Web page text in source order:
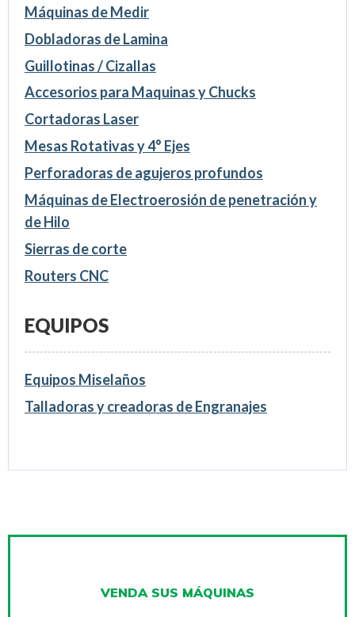
Máquinas de Medir
Dobladoras de Lamina
Guillotinas / Cizallas
Accesorios para Maquinas y Chucks
Cortadoras Laser
Mesas Rotativas y 4° Ejes
Perforadoras de agujeros profundos
Máquinas de Electroerosión de penetración y
de Hilo
Sierras de corte
Routers CNC
EQUIPOS
Equipos Miselaños
Talladoras y creadoras de Engranajes
VENDA SUS MÁQUINAS